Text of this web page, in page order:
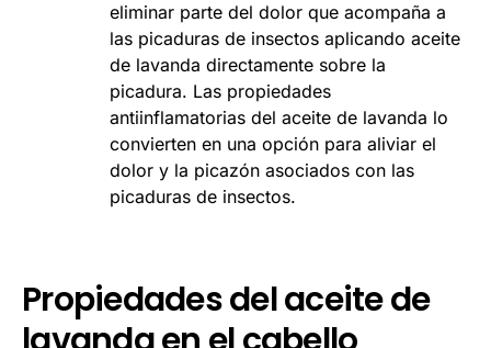
eliminar parte del dolor que acompaña a
las picaduras de insectos aplicando aceite
de lavanda directamente sobre la
picadura. Las propiedades
antiinflamatorias del aceite de lavanda lo
convierten en una opción para aliviar el
dolor y la picazón asociados con las
picaduras de insectos.
Propiedades del aceite de